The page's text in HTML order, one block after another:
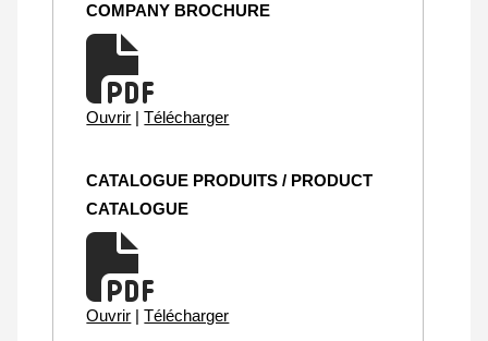
COMPANY BROCHURE
Ouvrir | Télécharger
CATALOGUE PRODUITS / PRODUCT
CATALOGUE
Ouvrir | Télécharger